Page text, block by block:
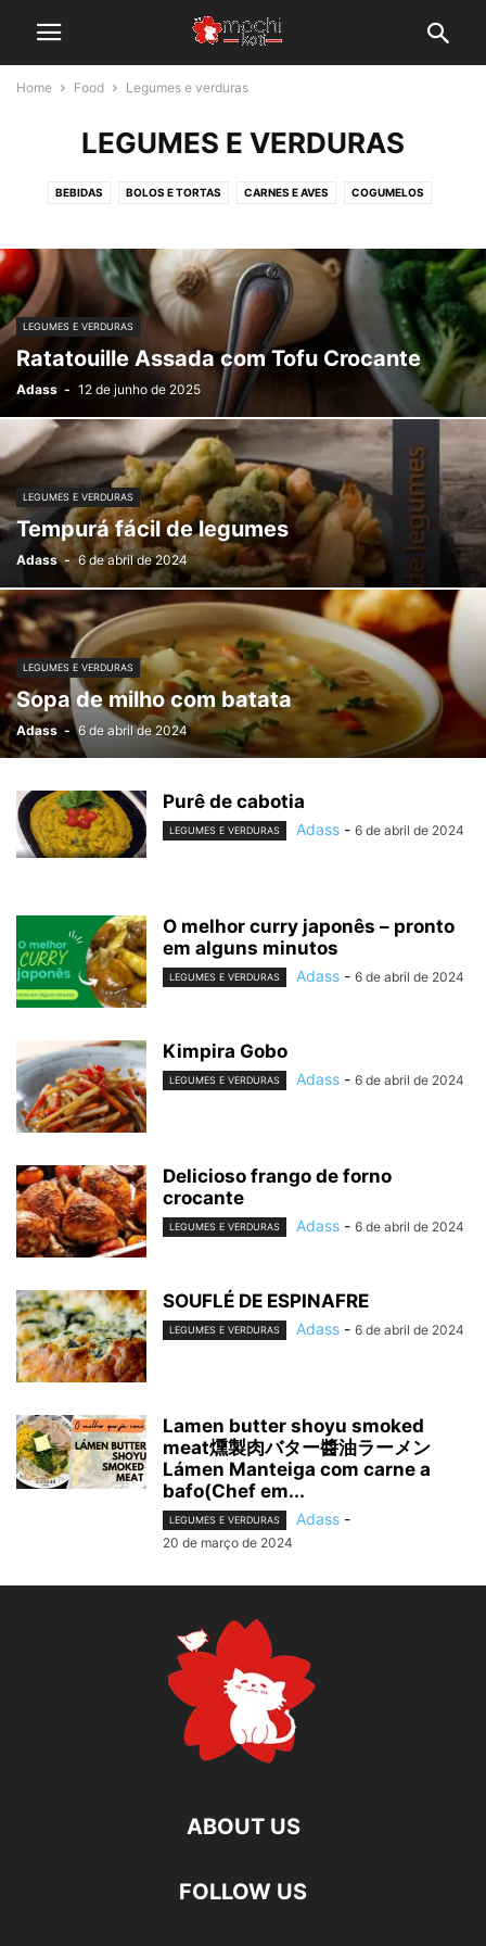
Home Food Legumes e verduras
LEGUMES E VERDURAS
BEBIDAS BOLOS E TORTAS CARNES E AVES COGUMELOS
SALADAS E MOLHOS SUSHI
LEGUMES E VERDURAS
Ratatouille Assada com Tofu Crocante
Adass - 12 de junho de 2025
LEGUMES E VERDURAS
Tempurá fácil de legumes
Adass - 6 de abril de 2024
LEGUMES E VERDURAS
Sopa de milho com batata
Adass - 6 de abril de 2024
Purê de cabotia
LEGUMES E VERDURAS Adass - 6 de abril de 2024
O melhor curry japonês – pronto
em alguns minutos
LEGUMES E VERDURAS Adass - 6 de abril de 2024
Kimpira Gobo
LEGUMES E VERDURAS Adass - 6 de abril de 2024
Delicioso frango de forno
crocante
LEGUMES E VERDURAS Adass - 6 de abril de 2024
SOUFLÉ DE ESPINAFRE
LEGUMES E VERDURAS Adass - 6 de abril de 2024
Lamen butter shoyu smoked
meat燻製肉バター醬油ラーメン
Lámen Manteiga com carne a
bafo(Chef em...
LEGUMES E VERDURAS Adass -
20 de março de 2024
ABOUT US
FOLLOW US